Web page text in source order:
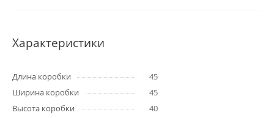
Характеристики
Длина коробки
45
Ширина коробки
45
Высота коробки
40